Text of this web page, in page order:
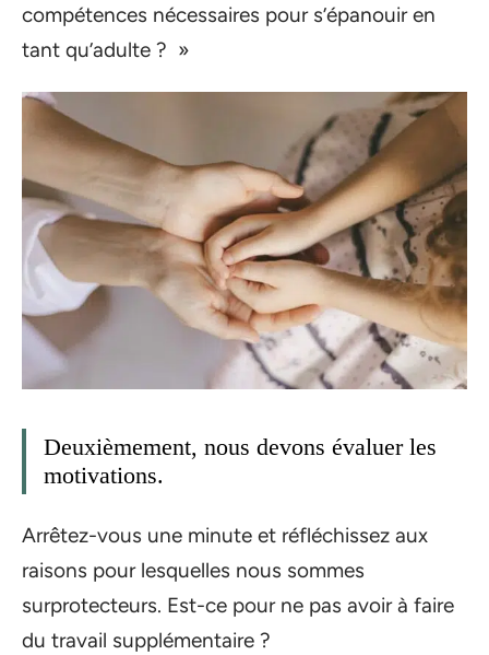
compétences nécessaires pour s’épanouir en
tant qu’adulte ? »
Deuxièmement, nous devons évaluer les
motivations.
Arrêtez-vous une minute et réfléchissez aux
raisons pour lesquelles nous sommes
surprotecteurs. Est-ce pour ne pas avoir à faire
du travail supplémentaire ?